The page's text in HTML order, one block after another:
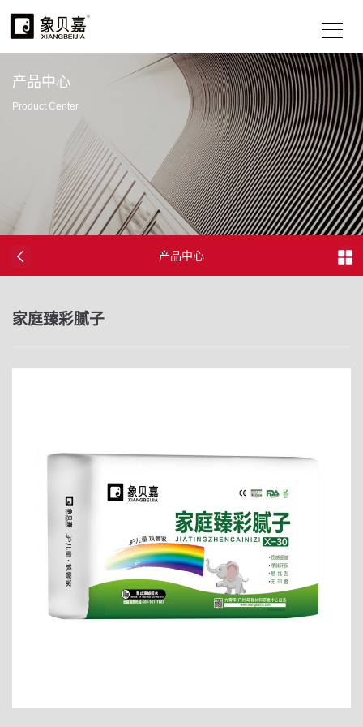
产品中心
Product Center
产品中心
家庭臻彩腻子